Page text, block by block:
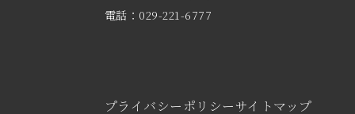
電話：029-221-6777
プライバシーポリシーサイトマップ